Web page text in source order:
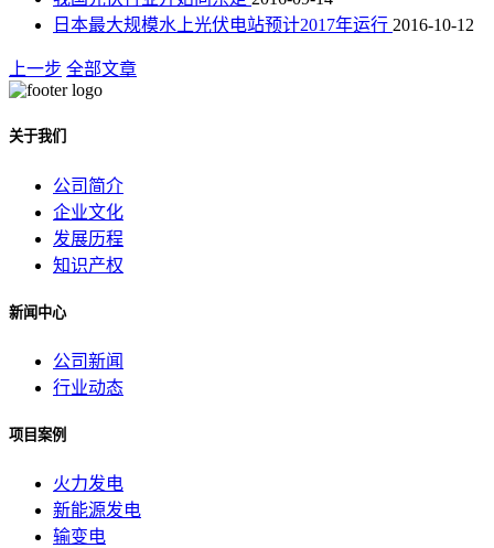
日本最大规模水上光伏电站预计2017年运行 2016-10-12
上一步 全部文章
关于我们
公司简介
企业文化
发展历程
知识产权
新闻中心
公司新闻
行业动态
项目案例
火力发电
新能源发电
输变电